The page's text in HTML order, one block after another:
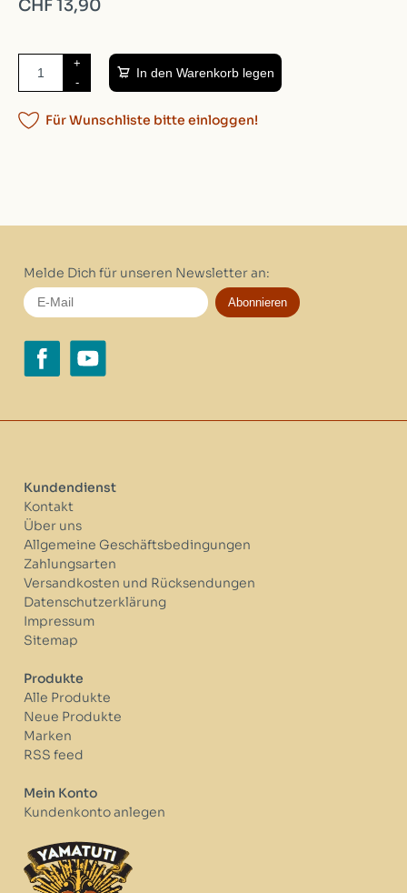
CHF 13,90
+
-
In den Warenkorb legen
Für Wunschliste bitte einloggen!
Melde Dich für unseren Newsletter an:
Abonnieren
Kundendienst
Kontakt
Über uns
Allgemeine Geschäftsbedingungen
Zahlungsarten
Versandkosten und Rücksendungen
Datenschutzerklärung
Impressum
Sitemap
Produkte
Alle Produkte
Neue Produkte
Marken
RSS feed
Mein Konto
Kundenkonto anlegen